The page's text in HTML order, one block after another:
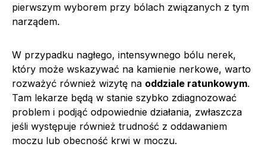
pierwszym wyborem przy bólach związanych z tym
narządem.
W przypadku nagłego, intensywnego bólu nerek,
który może wskazywać na kamienie nerkowe, warto
rozważyć również wizytę na oddziale ratunkowym.
Tam lekarze będą w stanie szybko zdiagnozować
problem i podjąć odpowiednie działania, zwłaszcza
jeśli występuje również trudność z oddawaniem
moczu lub obecność krwi w moczu.